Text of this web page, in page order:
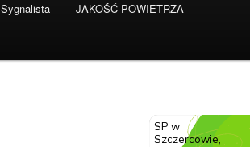
Sygnalista JAKOŚĆ POWIETRZA